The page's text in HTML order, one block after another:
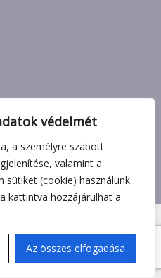
védelmét
a személyre szabott
valamint a
sütiket (cookie) használunk.
kattintva hozzájárulhat a
Az összes elfogadása